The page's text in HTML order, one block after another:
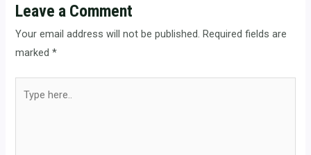
Leave a Comment
Your email address will not be published. Required fields are
marked*
here..